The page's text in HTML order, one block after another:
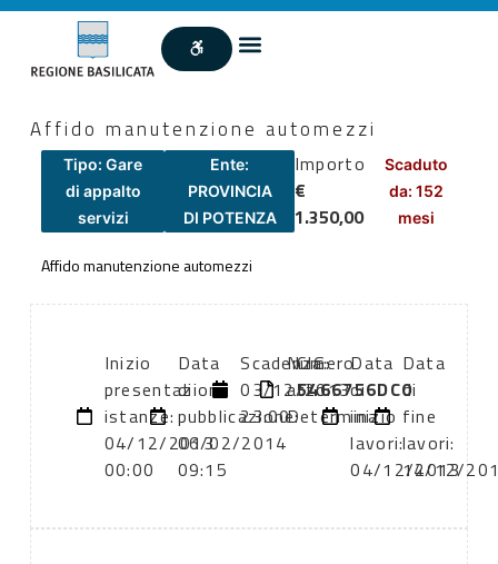
Affido manutenzione automezzi
Tipo: Gare
di appalto
servizi
Ente:
PROVINCIA
DI POTENZA
Importo
€
1.350,00
Scaduto
da: 152
mesi
Affido manutenzione automezzi
Inizio
presentazione
istanze:
04/12/2013
00:00
Data
di
pubblicazione:
06/02/2014
09:15
Scadenza:
03/12/2013
23:00
Numero
atto:
Determina
CIG:
5466756DC0
Data
di
inizio
lavori:
04/12/2013
Data
di
fine
lavori:
14/12/